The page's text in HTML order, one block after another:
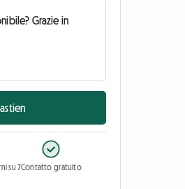
su 7Contatto gratuito